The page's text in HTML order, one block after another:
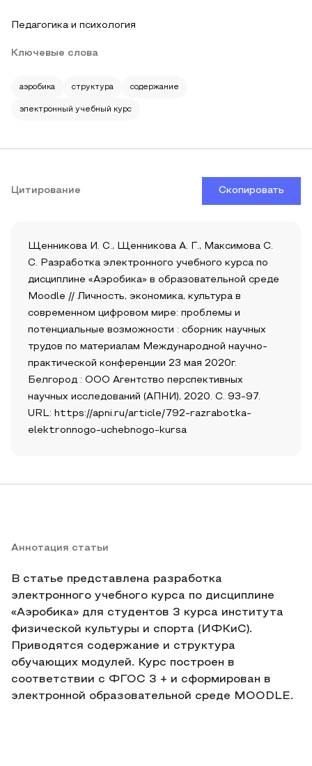
Педагогика и психология
Ключевые слова
аэробика структура содержание
электронный учебный курс
Цитирование Скопировать
Щенникова И. С., Щенникова А. Г., Максимова С.
С. Разработка электронного учебного курса по
дисциплине «Аэробика» в образовательной среде
Moodle // Личность, экономика, культура в
современном цифровом мире: проблемы и
потенциальные возможности : сборник научных
трудов по материалам Международной научно-
практической конференции 23 мая 2020г.
Белгород : ООО Агентство перспективных
научных исследований (АПНИ), 2020. С. 93-97.
URL: https://apni.ru/article/792-razrabotka-
elektronnogo-uchebnogo-kursa
Аннотация статьи
В статье представлена разработка
электронного учебного курса по дисциплине
«Аэробика» для студентов 3 курса института
физической культуры и спорта (ИФКиС).
Приводятся содержание и структура
обучающих модулей. Курс построен в
соответствии с ФГОС 3 + и сформирован в
электронной образовательной среде MOODLE.